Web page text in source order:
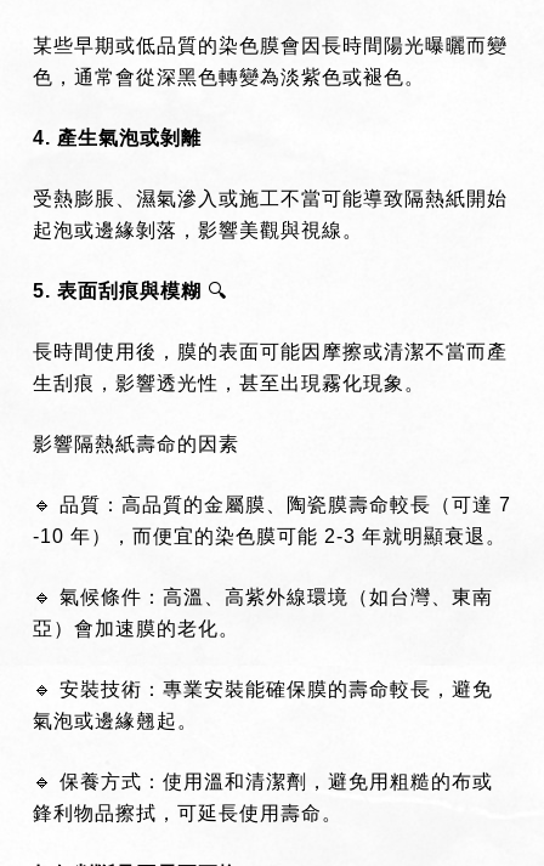
某些早期或低品質的染色膜會因長時間陽光曝曬而變
色，通常會從深黑色轉變為淡紫色或褪色。
4. 產生氣泡或剝離
受熱膨脹、濕氣滲入或施工不當可能導致隔熱紙開始
起泡或邊緣剝落，影響美觀與視線。
5. 表面刮痕與模糊 🔍
長時間使用後，膜的表面可能因摩擦或清潔不當而產
生刮痕，影響透光性，甚至出現霧化現象。
影響隔熱紙壽命的因素
🔹 品質：高品質的金屬膜、陶瓷膜壽命較長（可達 7
-10 年），而便宜的染色膜可能 2-3 年就明顯衰退。
🔹 氣候條件：高溫、高紫外線環境（如台灣、東南
亞）會加速膜的老化。
🔹 安裝技術：專業安裝能確保膜的壽命較長，避免
氣泡或邊緣翹起。
🔹 保養方式：使用溫和清潔劑，避免用粗糙的布或
鋒利物品擦拭，可延長使用壽命。